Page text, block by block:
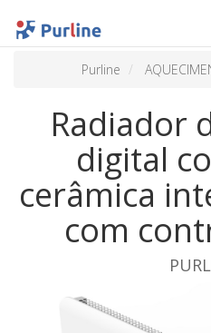
Purline
Radiador
digital
cerâmica
com